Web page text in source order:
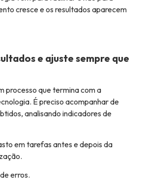
cresce e os resultados aparecem
e ajuste sempre que
processo que termina com a
É preciso acompanhar de
analisando indicadores de
em tarefas antes e depois da
erros.